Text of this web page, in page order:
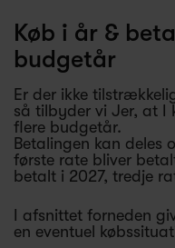
Køb i år &
budgetår
Er der ikke
så tilbyder vi Jer, at I
flere budgetår.
Betalingen kan deles
første rate bliver
betalt i 2027, tredje
I afsnittet forneden
en eventuel